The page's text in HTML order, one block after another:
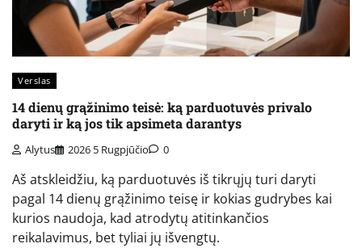
Verslas
14 dienų grąžinimo teisė: ką parduotuvės privalo
daryti ir ką jos tik apsimeta darantys
Alytus 2026 5 Rugpjūčio 0
Aš atskleidžiu, ką parduotuvės iš tikrųjų turi daryti
pagal 14 dienų grąžinimo teisę ir kokias gudrybes kai
kurios naudoja, kad atrodytų atitinkančios
reikalavimus, bet tyliai jų išvengtų.